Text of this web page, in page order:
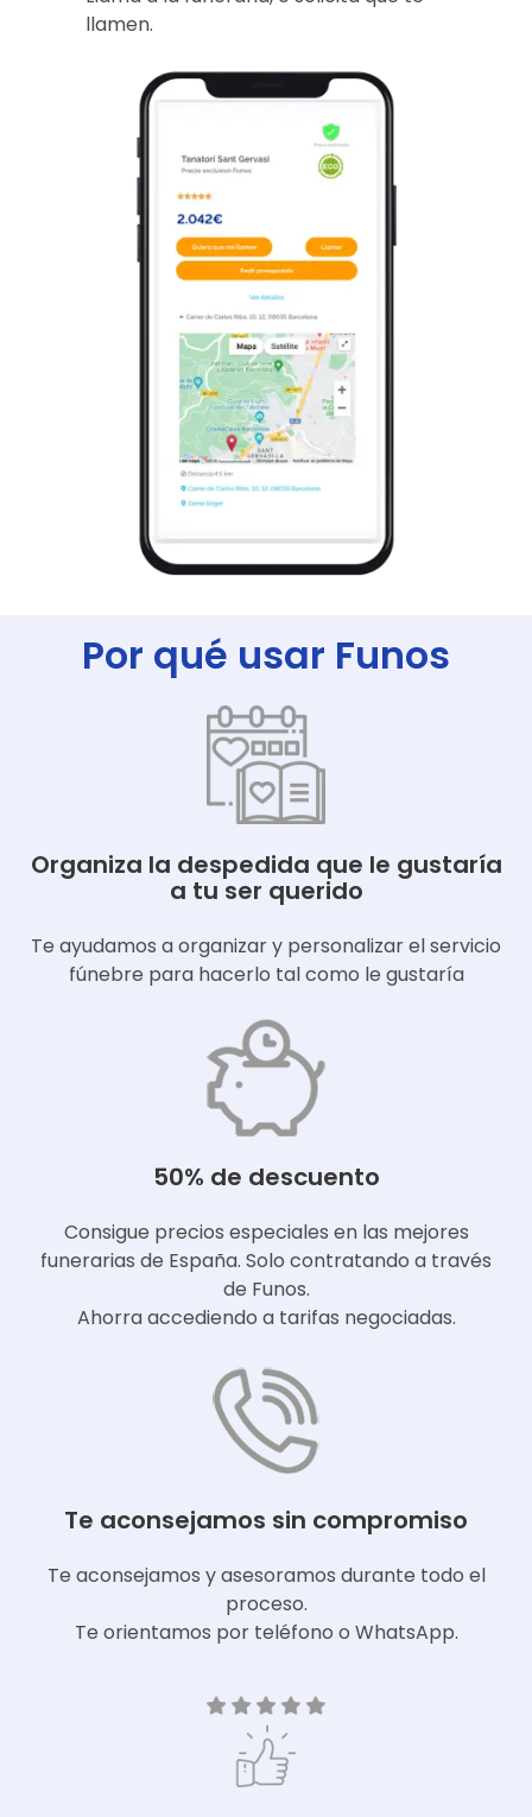
llamen.
Por qué usar Funos
Organiza la despedida que le gustaría
a tu ser querido
Te ayudamos a organizar y personalizar el servicio
fúnebre para hacerlo tal como le gustaría
50% de descuento
Consigue precios especiales en las mejores
funerarias de España. Solo contratando a través
de Funos.
Ahorra accediendo a tarifas negociadas.
Te aconsejamos sin compromiso
Te aconsejamos y asesoramos durante todo el
proceso.
Te orientamos por teléfono o WhatsApp.